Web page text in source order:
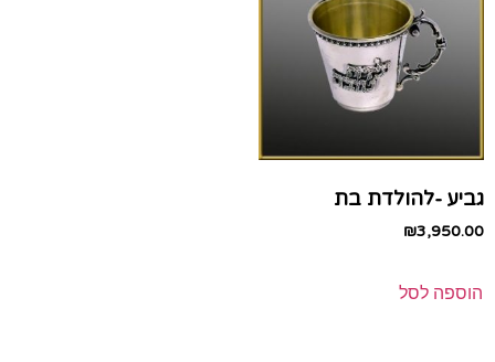
גביע -להולדת בת
₪3,950.00
הוספה לסל